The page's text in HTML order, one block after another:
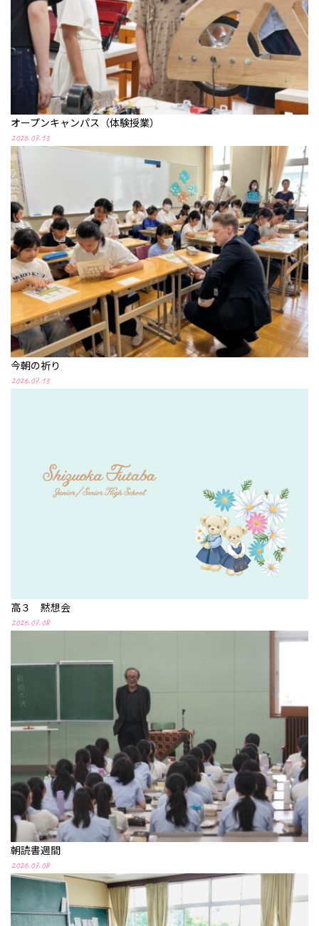
オープンキャンパス（体験授業）
2026.07.13
今朝の祈り
2026.07.13
高３ 黙想会
2026.07.08
朝読書週間
2026.07.08